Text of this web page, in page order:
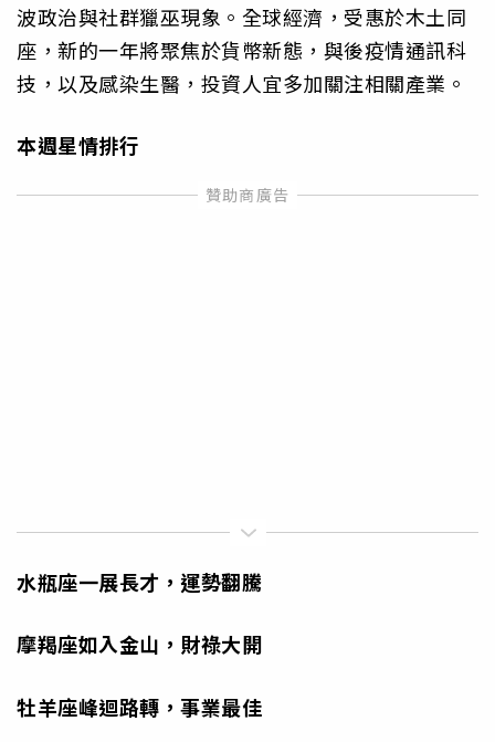
波政治與社群獵巫現象。全球經濟，受惠於木土同
座，新的一年將聚焦於貨幣新態，與後疫情通訊科
技，以及感染生醫，投資人宜多加關注相關產業。
本週星情排行
水瓶座一展長才，運勢翻騰
摩羯座如入金山，財祿大開
牡羊座峰迴路轉，事業最佳